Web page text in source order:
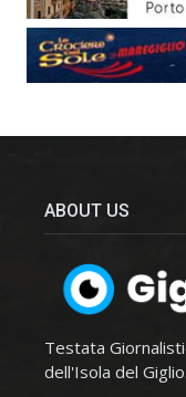
ABOUT US
Testata
dell'Isola del Giglio.